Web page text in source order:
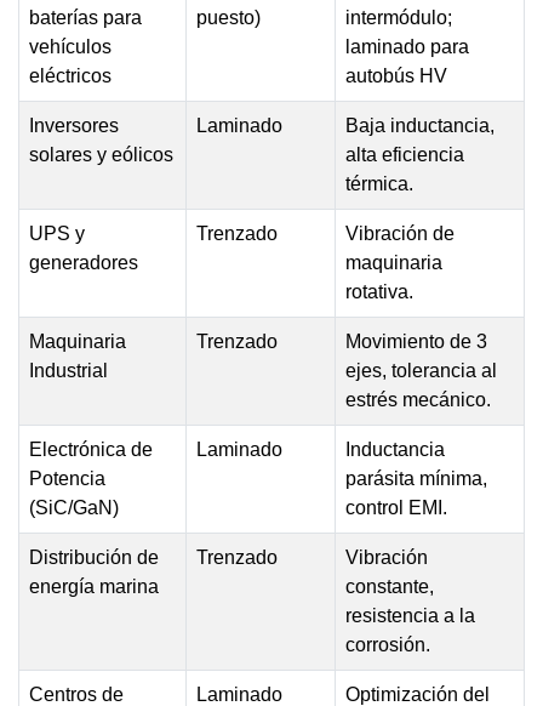
baterías para
vehículos
eléctricos
puesto)
intermódulo;
laminado para
autobús HV
Inversores
solares y eólicos
Laminado
Baja inductancia,
alta eficiencia
térmica.
UPS y
generadores
Trenzado
Vibración de
maquinaria
rotativa.
Maquinaria
Industrial
Trenzado
Movimiento de 3
ejes, tolerancia al
estrés mecánico.
Electrónica de
Potencia
(SiC/GaN)
Laminado
Inductancia
parásita mínima,
control EMI.
Distribución de
energía marina
Trenzado
Vibración
constante,
resistencia a la
corrosión.
Centros de
Laminado
Optimización del